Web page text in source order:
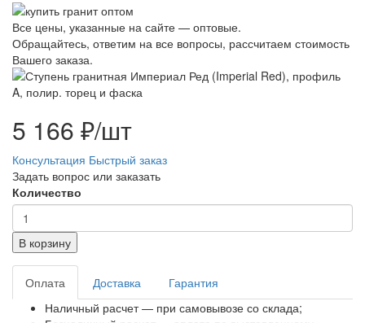
Все цены, указанные на сайте — оптовые.
Обращайтесь, ответим на все вопросы, рассчитаем стоимость
Вашего заказа.
5 166 ₽/шт
Консультация Быстрый заказ
Задать вопрос или заказать
Количество
В корзину
Оплата Доставка
Гарантия
Наличный расчет — при самовывозе со склада;